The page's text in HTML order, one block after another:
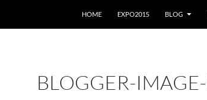
HOME
EXPO2015 BLOG
BLOGGER-